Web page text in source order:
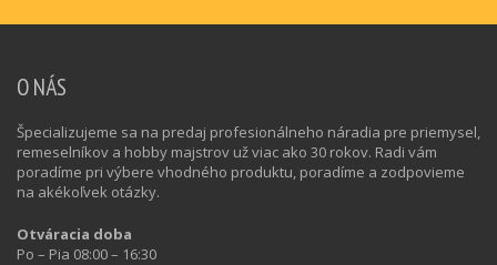
O NÁS
Špecializujeme sa na predaj profesionálneho náradia pre priemysel,
remeselníkov a hobby majstrov už viac ako 30 rokov. Radi vám
poradíme pri výbere vhodného produktu, poradíme a zodpovieme
na akékoľvek otázky.
Otváracia doba
Po – Pia 08:00 – 16:30